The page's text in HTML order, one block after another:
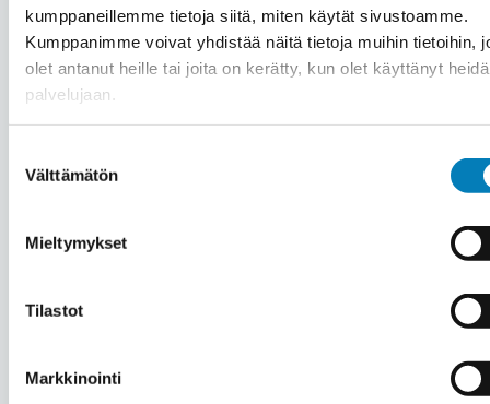
kumppaneillemme tietoja siitä, miten käytät sivustoamme.
Kumppanimme voivat yhdistää näitä tietoja muihin tietoihin,
olet antanut heille tai joita on kerätty, kun olet käyttänyt
palvelujaan.
valinta
Välttämätön
Mieltymykset
Tilastot
Markkinointi
Automaation hinta Vehmaa –
Mitä automaation hankinta
Jokainen automaatioprojekti Vehmaalla on
työn laajuudesta ja asennettavasta laitteistosta.
automaatiojärjestelmä saavuttaa säästöä 15-20